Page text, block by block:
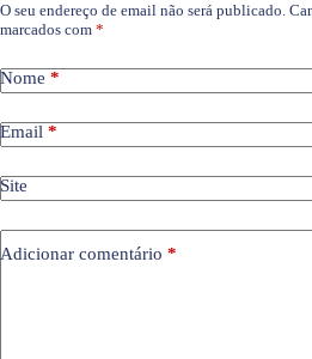
O seu endereço de email não será publicado.
marcados com *
Nome *
Email *
Site
Adicionar comentário *